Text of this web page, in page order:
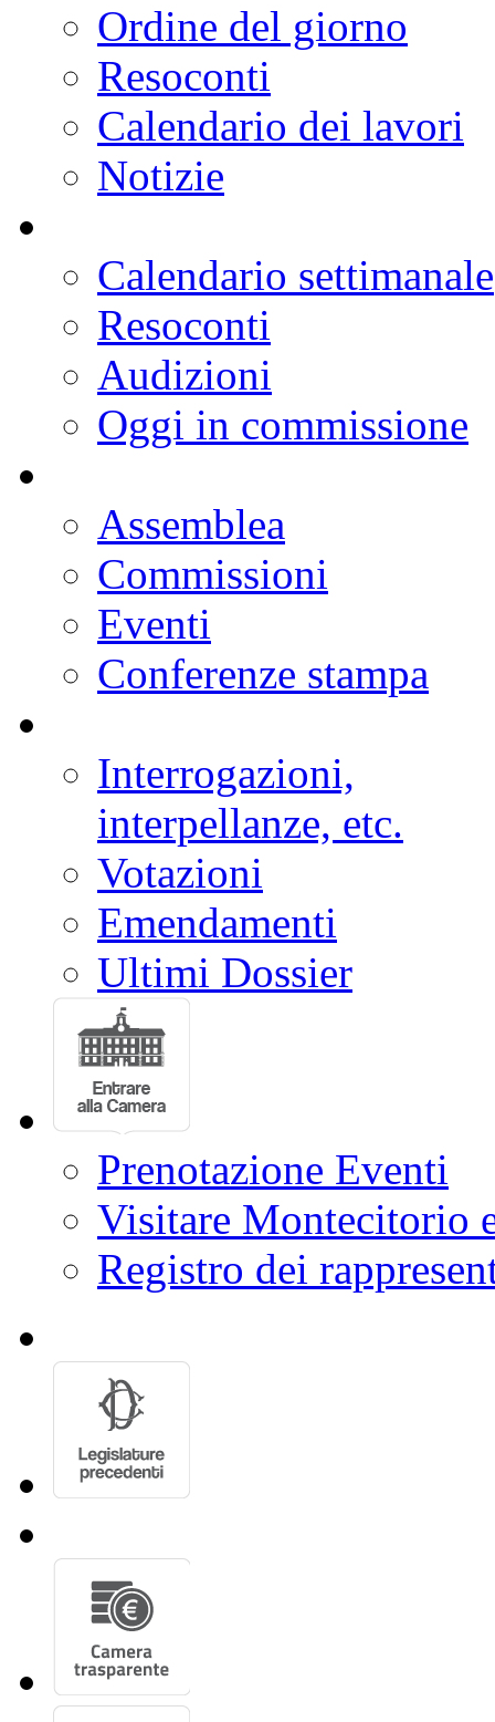
Ordine del giorno
Resoconti
Calendario dei lavori
Notizie
Calendario settimanale
Resoconti
Audizioni
Oggi in commissione
Assemblea
Commissioni
Eventi
Conferenze stampa
Interrogazioni,
interpellanze, etc.
Votazioni
Emendamenti
Ultimi Dossier
Prenotazione Eventi
Visitare Montecitorio
Registro dei